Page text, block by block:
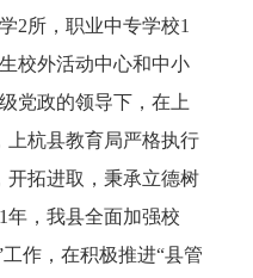
2所，职业中专学校1
校外活动中心和中小
党政的领导下，在上
上杭县教育局严格执行
开拓进取，秉承立德树
年，我县全面加强校
作，在积极推进“县管